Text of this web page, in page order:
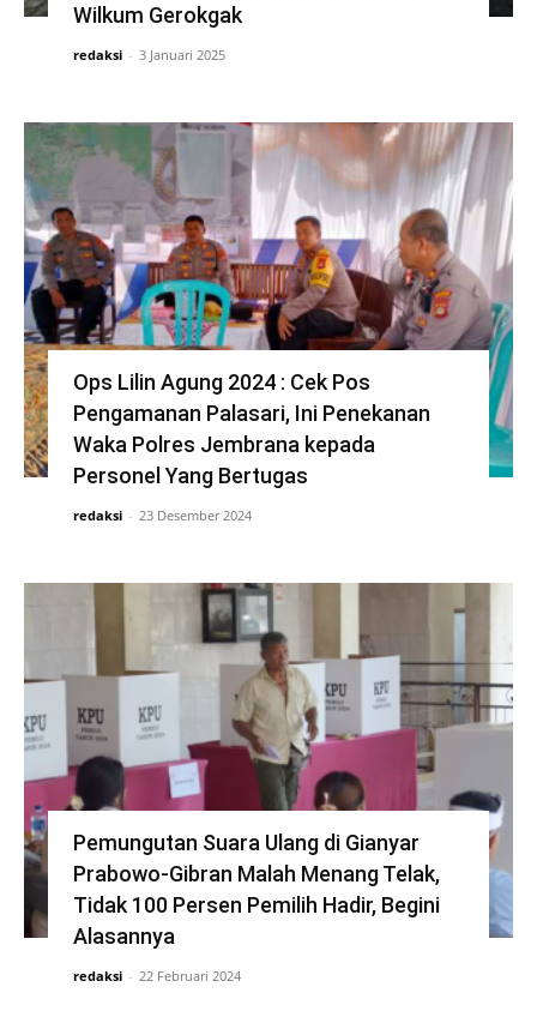
Wilkum Gerokgak
redaksi - 3 Januari 2025
Ops Lilin Agung 2024 : Cek Pos
Pengamanan Palasari, Ini Penekanan
Waka Polres Jembrana kepada
Personel Yang Bertugas
redaksi - 23 Desember 2024
Pemungutan Suara Ulang di Gianyar
Prabowo-Gibran Malah Menang Telak,
Tidak 100 Persen Pemilih Hadir, Begini
Alasannya
redaksi - 22 Februari 2024